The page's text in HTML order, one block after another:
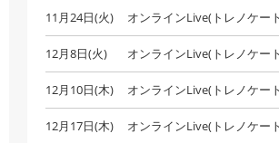
11月24日(火) オンラインLive(トレノケー
12月8日(火) オンラインLive(トレノケー
12月10日(木) オンラインLive(トレノケー
12月17日(木) オンラインLive(トレノケー